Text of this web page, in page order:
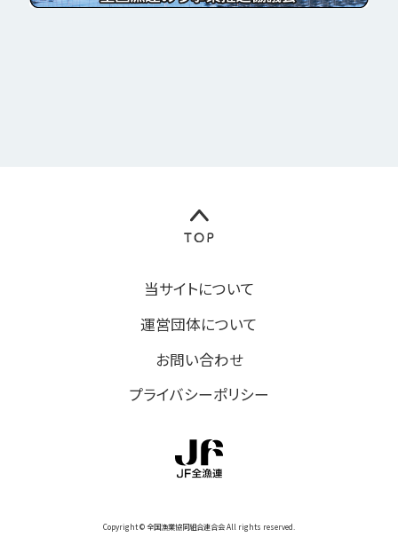
当サイトについて
運営団体について
お問い合わせ
プライバシーポリシー
Copyright © 全国漁業協同組合連合会 All rights reserved.